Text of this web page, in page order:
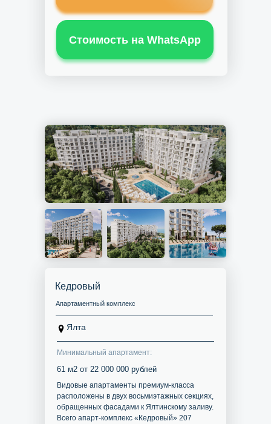
Стоимость на WhatsApp
Кедровый
Апартаментный комплекс
Видовые апартаменты премиум-класса
расположены в двух восьмиэтажных секциях,
обращенных фасадами к Ялтинскому заливу.
Всего апарт-комплекс «Кедровый» 207
Ялта
Минимальный апартамент:
61 м2 от 22 000 000 рублей